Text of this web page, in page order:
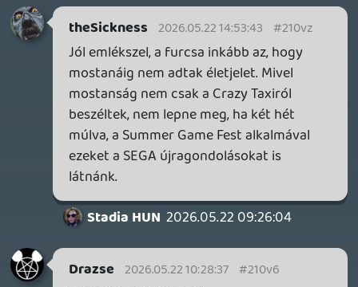
Ennek amúgy van különálló launchere,
vagy csupán Steam alól indíható?
2026.05.22 08:32:44 #210u4
Kezdődhet a stúdió bezárásának
ünneplése. Jason Schreier (Bloomberg)
értesülései szerint elbocsátások lesznek. A
Destiny 3 nincs aktív fejlesztési
időszakban. A Destiny részlegről már pár
hónapja át lettek többen is vezényelve a
Marathon csapathoz. Egyelőre abban
bíznak, hogy idővel annak a játékosszámát
képesek lesznek növelni.
A PlayStation oldaláról biztos, hogy erős
nyomás alatt vannak. Ez az egyik
legdrágábban fenntartható stúdiója.